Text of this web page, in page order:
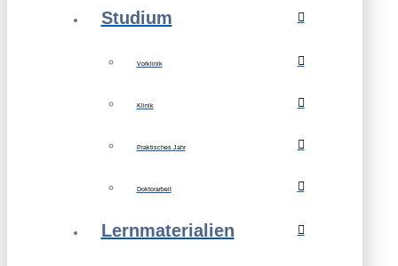
Studium
Vorklinik
Klinik
Praktisches Jahr
Doktorarbeit
Lernmaterialien